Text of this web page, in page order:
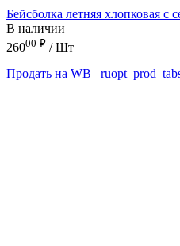
Бейсболка летняя хлопковая с
В наличии
26000 ₽ / Шт
Продать на WB